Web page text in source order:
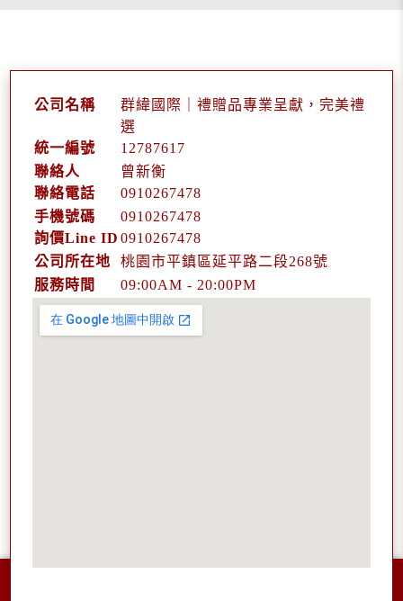
公司名稱
群緯國際｜禮贈品專業呈獻，完美禮
選
統一編號
12787617
聯絡人
曾新衡
聯絡電話
0910267478
手機號碼
0910267478
詢價Line ID 0910267478
公司所在地
桃園市平鎮區延平路二段268號
服務時間
09:00AM - 20:00PM